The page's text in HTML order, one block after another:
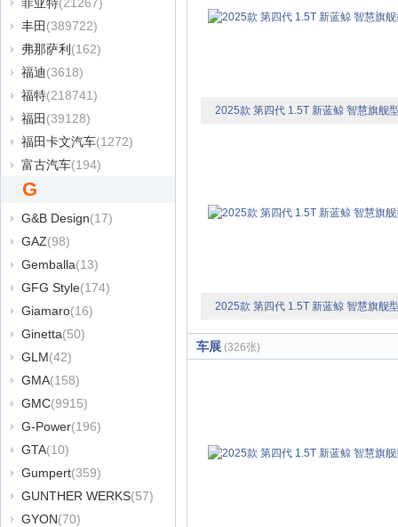
丰田 (389722)
弗那萨利 (162)
福迪(3618)
福特(218741)
福田 (39128)
福田卡文汽车(1272)
富古汽车(194)
G
G&B Design(17)
GAZ(98)
Gemballa(13)
GFG Style(174)
Giamaro(16)
Ginetta(50)
GLM(42)
GMA(158)
GMC(9915)
G-Power(196)
GTA(10)
Gumpert(359)
GUNTHER WERKS(57)
GYON(70)
2025款 第四代 1.5T 新蓝鲸 智慧旗舰
2025款 第四代 1.5T 新蓝鲸 智慧旗舰
车展 (326张)